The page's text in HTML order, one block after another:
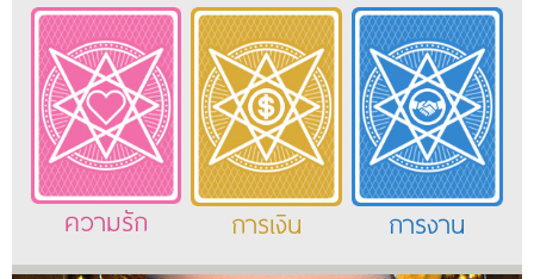
ความรัก การเงิน การงาน